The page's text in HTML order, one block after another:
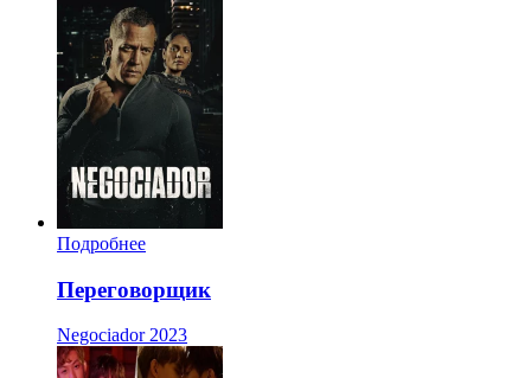
Подробнее
Переговорщик
Negociador 2023